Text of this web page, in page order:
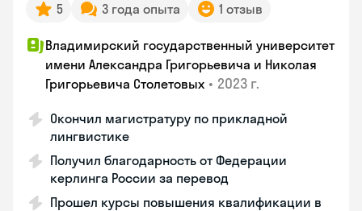
5 3 года опыта 1 отзыв
Владимирский государственный университет
имени Александра Григорьевича и Николая
Григорьевича Столетовых • 2023 г.
Окончил магистратуру по прикладной
лингвистике
Получил благодарность от Федерации
керлинга России за перевод
Прошел курсы повышения квалификации в